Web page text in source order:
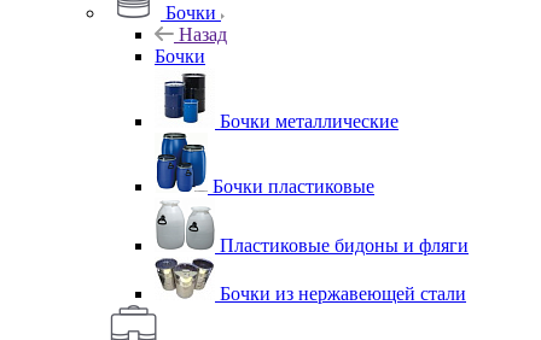
Бочки
Назад
Бочки
Бочки металлические
Бочки пластиковые
Пластиковые бидоны и фляги
Бочки из нержавеющей стали